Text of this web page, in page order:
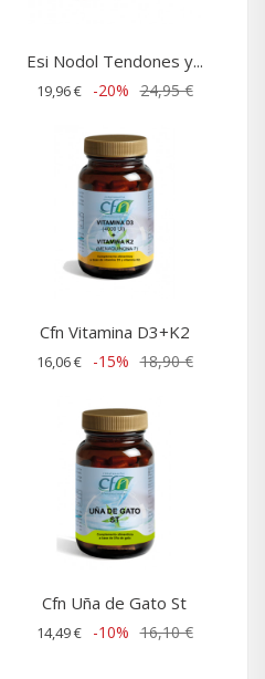
Esi Nodol Tendones y...
19,96 € -20% 24,95 €
Cfn Vitamina D3+K2
16,06 € -15% 18,90 €
Cfn Uña de Gato St
14,49 € -10% 16,10 €